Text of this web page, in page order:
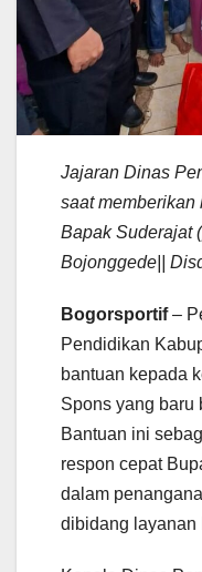
Jajaran Dinas
saat memberikan
Bapak Suderajat
Bojonggede||
Bogorsportif–
Pendidikan
bantuan kepada
Spons yang baru
Bantuan ini
respon cepat
dalam
dibidang layanan